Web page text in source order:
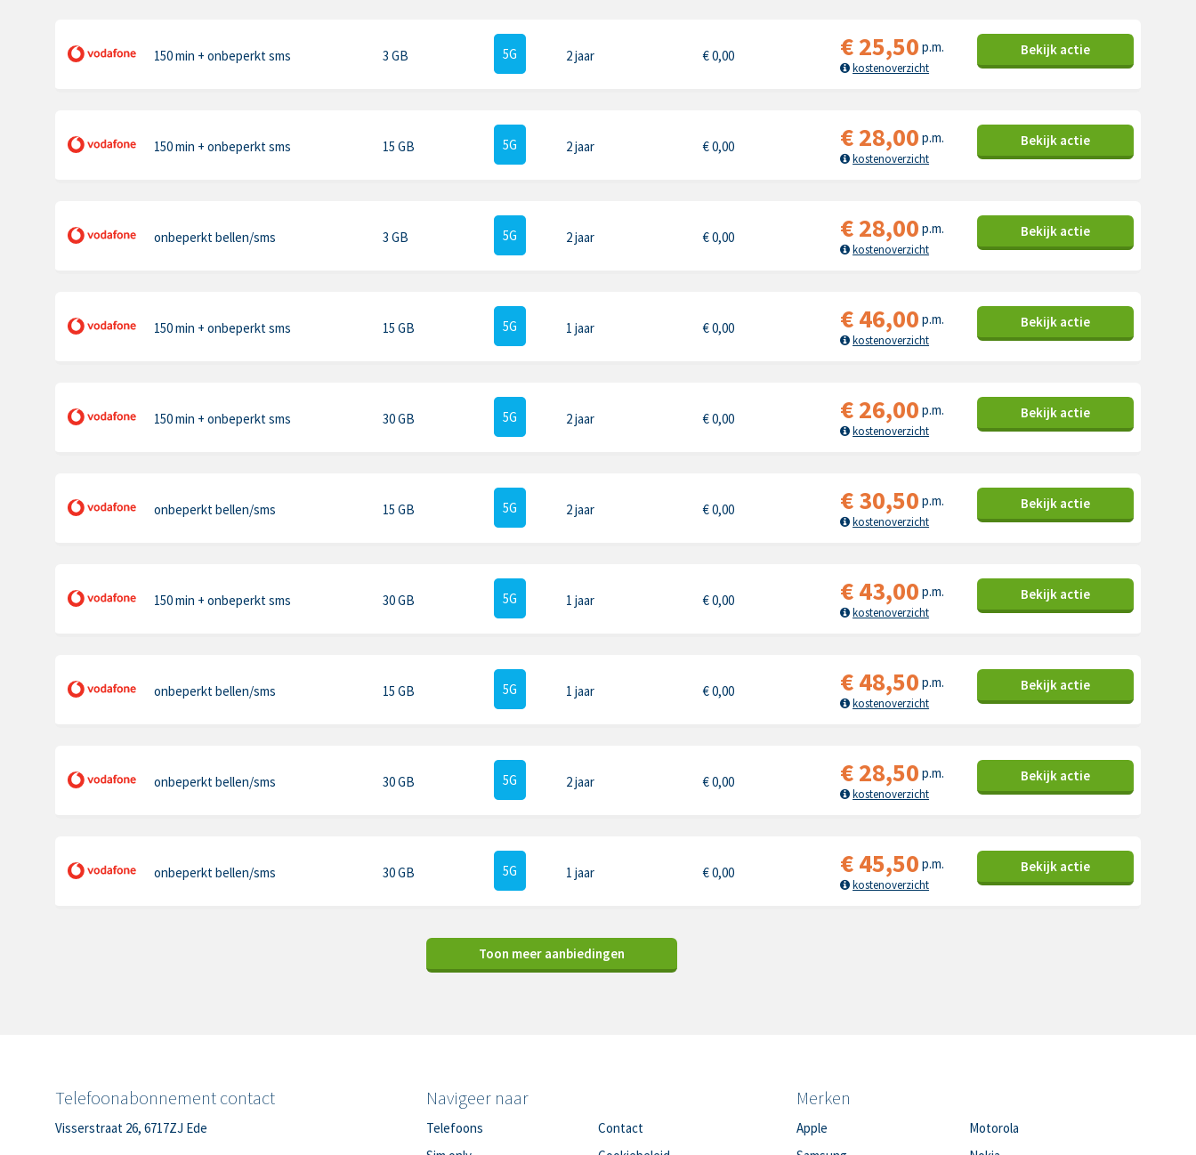
150 min + onbeperkt sms 3 GB 5G 2 jaar €0,00 €25,50 p.m.
kostenoverzicht
Bekijk actie
150 min + onbeperkt sms 15 GB 5G 2 jaar €0,00 €28,00 p.m.
kostenoverzicht
Bekijk actie
onbeperkt bellen/sms 3 GB 5G 2 jaar €0,00 €28,00 p.m.
kostenoverzicht
Bekijk actie
150 min + onbeperkt sms 15 GB 5G 1 jaar €0,00 €46,00 p.m.
kostenoverzicht
Bekijk actie
150 min + onbeperkt sms 30 GB 5G 2 jaar €0,00 €26,00 p.m.
kostenoverzicht
Bekijk actie
onbeperkt bellen/sms 15 GB 5G 2 jaar €0,00 €30,50 p.m.
kostenoverzicht
Bekijk actie
150 min + onbeperkt sms 30 GB 5G 1 jaar €0,00 €43,00 p.m.
kostenoverzicht
Bekijk actie
onbeperkt bellen/sms 15 GB 5G 1 jaar €0,00 €48,50 p.m.
kostenoverzicht
Bekijk actie
onbeperkt bellen/sms 30 GB 5G 2 jaar €0,00 €28,50 p.m.
kostenoverzicht
Bekijk actie
onbeperkt bellen/sms 30 GB 5G 1 jaar €0,00 €45,50 p.m.
kostenoverzicht
Bekijk actie
Toon meer aanbiedingen
Telefoonabonnement contact
Visserstraat 26, 6717ZJ Ede
Navigeer naar
Telefoons
Contact
Merken
Apple
Motorola